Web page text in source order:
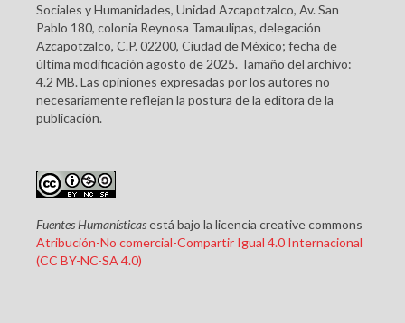
Sociales y Humanidades, Unidad Azcapotzalco, Av. San
Pablo 180, colonia Reynosa Tamaulipas, delegación
Azcapotzalco, C.P. 02200, Ciudad de México; fecha de
última modificación agosto de 2025. Tamaño del archivo:
4.2 MB. Las opiniones expresadas por los autores no
necesariamente reflejan la postura de la editora de la
publicación.
Fuentes Humanísticasestá bajo la licencia creative commons
Atribución-No comercial-Compartir Igual 4.0 Internacional
(CC BY-NC-SA 4.0)